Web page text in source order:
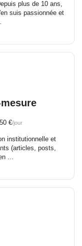
plus de 10 ans,
suis passionnée et
€/jour
institutionnelle et
(articles, posts,
...